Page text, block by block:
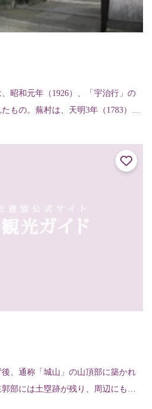
昭和元年（1926）、「宇治行」の
もの。蕪村は、天明3年（1783）、
、通称「城山」の山頂部に築かれ
部には土塁跡が残り、周辺にも曲